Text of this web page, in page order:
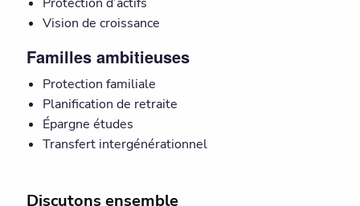
Vision de croissance
Familles ambitieuses
Protection familiale
Planification de retraite
Épargne études
Transfert intergénérationnel
Discutons ensemble